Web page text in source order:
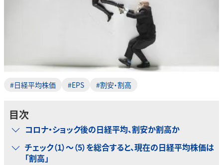
#日経平均株価 #EPS #割安・割高
目次
コロナ・ショック後の日経平均、割安か割高か
チェック（1）～（5）を総合すると、現在の日経平均株価は
「割高」